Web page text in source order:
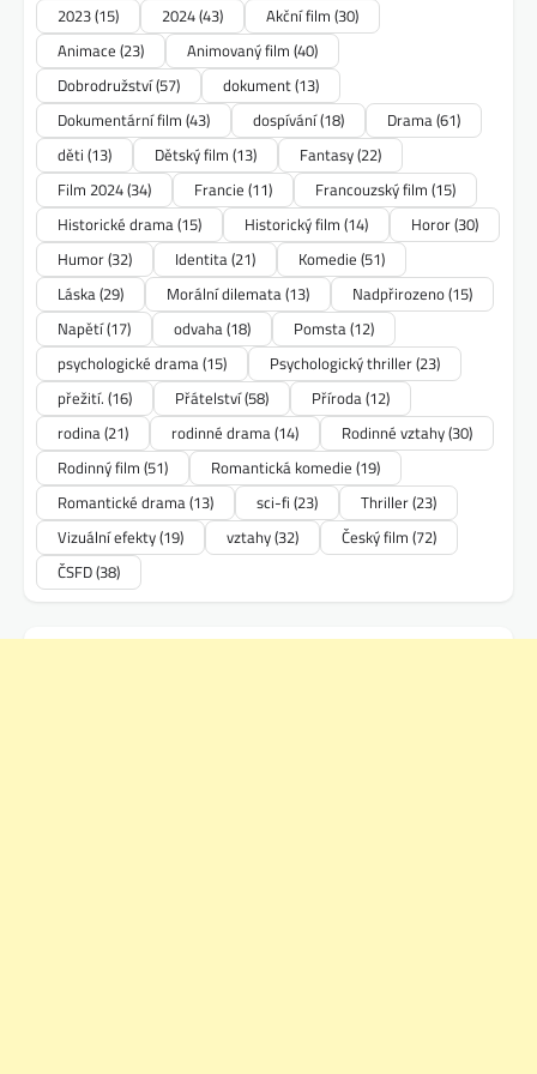
2023(15) 2024(43) Akční film (30)
Animace (23) Animovaný film (40)
Dobrodružství(57) dokument(13)
Dokumentární film (43) dospívání(18) Drama(61)
děti (13) Dětský film (13) Fantasy(22)
Film 2024(34) Francie (11) Francouzský film (15)
Historické drama(15) Historický film (14) Horor(30)
Humor(32) Identita(21) Komedie (51)
Láska(29) Morální dilemata(13) Nadpřirozeno(15)
Napětí(17) odvaha(18) Pomsta(12)
psychologické drama(15) Psychologický thriller(23)
přežití. (16) Přátelství(58) Příroda(12)
rodina(21) rodinné drama(14) Rodinné vztahy(30)
Rodinný film (51) Romantická komedie (19)
Romantické drama(13) sci-fi (23) Thriller(23)
Vizuální efekty(19) vztahy(32) Český film (72)
ČSFD(38)